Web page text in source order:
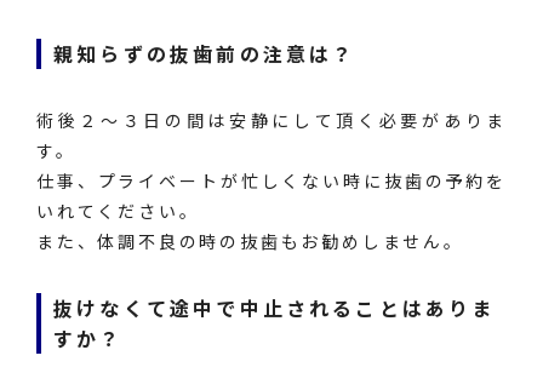
親知らずの抜歯前の注意は？
術後２～３日の間は安静にして頂く必要がありま
す。
仕事、プライベートが忙しくない時に抜歯の予約を
いれてください。
また、体調不良の時の抜歯もお勧めしません。
抜けなくて途中で中止されることはありま
すか？